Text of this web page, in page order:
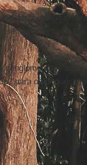
Pátria, ou seja,
do
conglomerados
para o